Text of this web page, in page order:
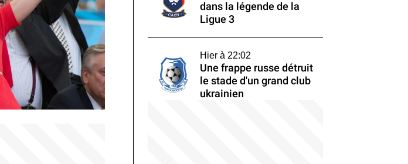
dans la légende de la
Ligue 3
Hier à 22:02
Une frappe russe détruit
le stade d'un grand club
ukrainien